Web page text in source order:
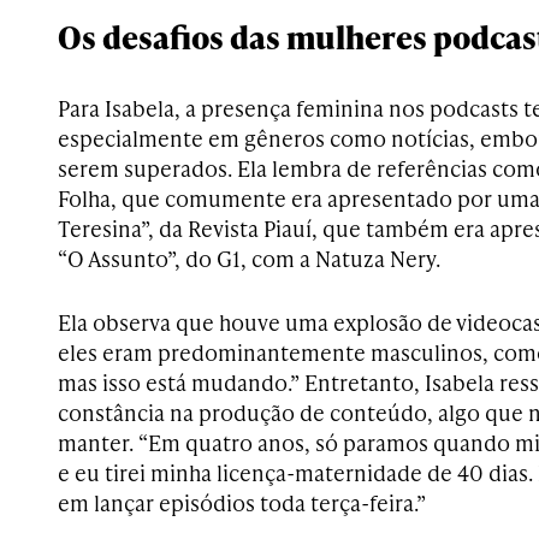
Os desafios das mulheres
Para Isabela, a presença feminina nos podcasts
especialmente em gêneros como notícias,
serem superados. Ela lembra de referências
Folha, que comumente era apresentado por
Teresina”, da Revista Piauí, que também era
“O Assunto”, do G1, com a Natuza Nery.
Ela observa que houve uma explosão de
eles eram predominantemente masculinos, como
mas isso está mudando.” Entretanto, Isabela
constância na produção de conteúdo, algo que
manter. “Em quatro anos, só paramos quando
e eu tirei minha licença-maternidade de 40 dias.
em lançar episódios toda terça-feira.”